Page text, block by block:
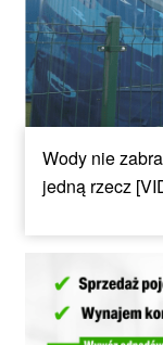
Wody nie
jedną rzecz